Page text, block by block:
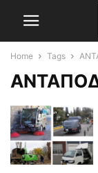
Home Tags